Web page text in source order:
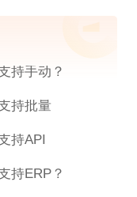
持手动？
持批量
持API
持ERP？